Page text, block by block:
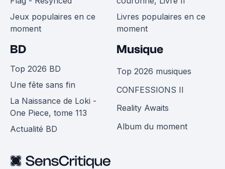
Jeux populaires en ce
moment
Livres populaires en ce
moment
BD
Top 2026 BD
Une fête sans fin
La Naissance de Loki -
One Piece, tome 113
Actualité BD
Musique
Top 2026 musiques
CONFESSIONS II
Reality Awaits
Album du moment